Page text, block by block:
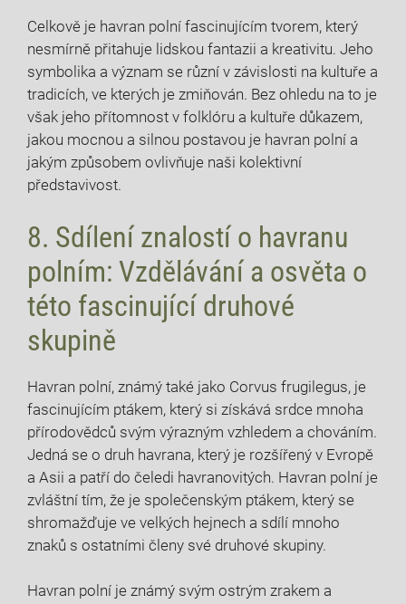
Celkově je havran polní fascinujícím tvorem, který
nesmírně přitahuje lidskou fantazii a kreativitu. Jeho
symbolika a význam se různí v závislosti na kultuře a
tradicích, ve kterých je zmiňován. Bez ohledu na to je
však jeho přítomnost v folklóru a kultuře důkazem,
jakou mocnou a silnou postavou je havran polní a
jakým způsobem ovlivňuje naši kolektivní
představivost.
8. Sdílení znalostí o havranu
polním: Vzdělávání a osvěta o
této fascinující druhové
skupině
Havran polní, známý také jako Corvus frugilegus, je
fascinujícím ptákem, který si získává srdce mnoha
přírodovědců svým výrazným vzhledem a chováním.
Jedná se o druh havrana, který je rozšířený v Evropě
a Asii a patří do čeledi havranovitých. Havran polní je
zvláštní tím, že je společenským ptákem, který se
shromažďuje ve velkých hejnech a sdílí mnoho
znaků s ostatními členy své druhové skupiny.
Havran polní je známý svým ostrým zrakem a